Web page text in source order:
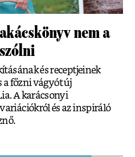
nem a
és receptjeinek
a főzni vágyót új
A karácsonyi
és az inspiráló